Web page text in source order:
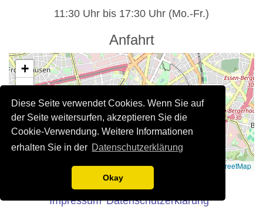
Diese Seite verwendet Cookies. Wenn Sie auf
der Seite weitersurfen, akzeptieren Sie die
Cookie-Verwendung. Weitere Informationen
erhalten Sie in der Datenschutzerklärung
Okay
11:30 Uhr bis 17:30 Uhr (Mo.-Fr.)
Anfahrt
+
−
OpenStreetMap
Rechtliche Hinweise
Impressum Datenschutzerklärung